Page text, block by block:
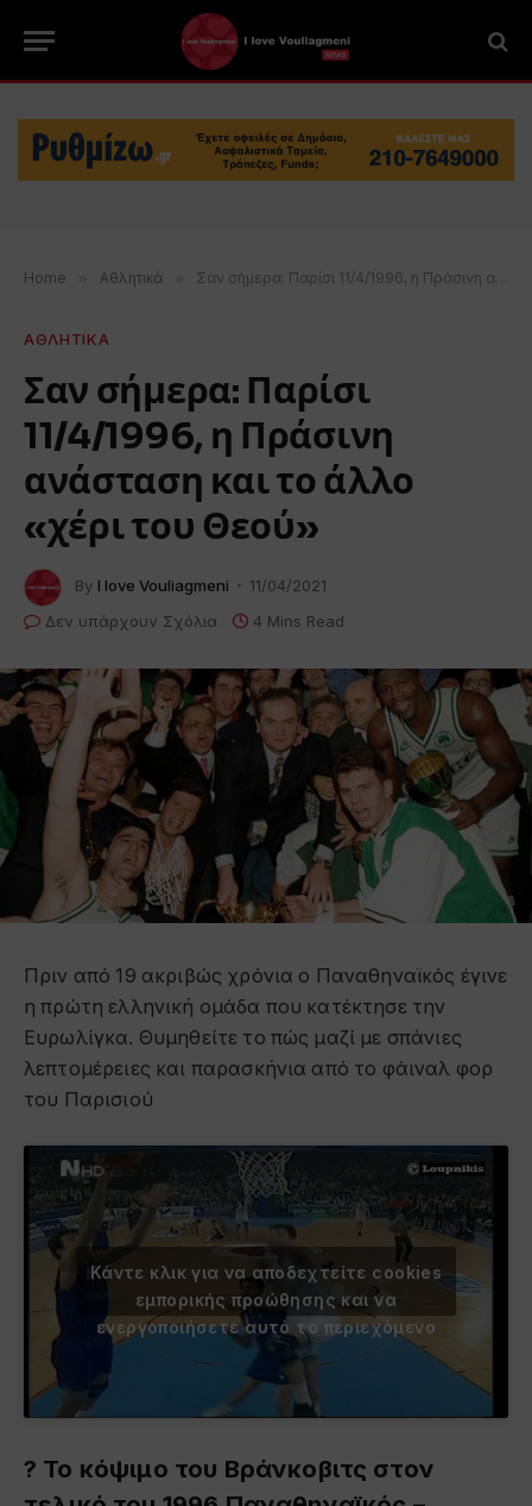
Home » Αθλητικά » Σαν σήμερα: Παρίσι 11/4/1996, η Πράσινη ανάσταση και το άλλο «χέρι του Θεού»
ΑΘΛΗΤΙΚΑ
Σαν σήμερα: Παρίσι
11/4/1996, η Πράσινη
ανάσταση και το άλλο
«χέρι του Θεού»
By I love Vouliagmeni
11/04/2021
Δεν υπάρχουν Σχόλια
4 Mins Read
Πριν από 19 ακριβώς χρόνια ο Παναθηναϊκός έγινε
η πρώτη ελληνική ομάδα που κατέκτησε την
Ευρωλίγκα. Θυμηθείτε το πώς μαζί με σπάνιες
λεπτομέρειες και παρασκήνια από το φάιναλ φορ
του Παρισιού
Κάντε κλικ για να αποδεχτείτε cookies
εμπορικής προώθησης και να
ενεργοποιήσετε αυτό το περιεχόμενο
? Το κόψιμο του Βράνκοβιτς στον